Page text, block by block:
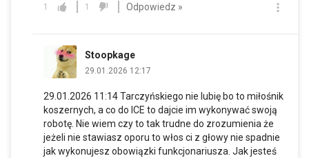
1 1 Odpowiedz »
Stoopkage
29.01.2026 12:17
29.01.2026 11:14 Tarczyńskiego nie lubię bo to miłośnik
koszernych, a co do ICE to dajcie im wykonywać swoją
robotę. Nie wiem czy to tak trudne do zrozumienia że
jeżeli nie stawiasz oporu to włos ci z głowy nie spadnie
jak wykonujesz obowiązki funkcjonariusza. Jak jesteś